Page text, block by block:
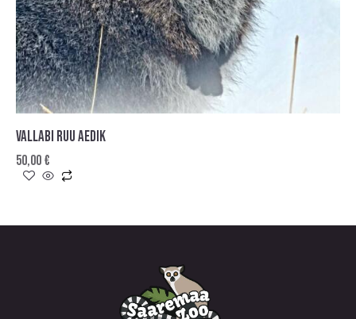
VALLABI RUU AEDIK
50,00€